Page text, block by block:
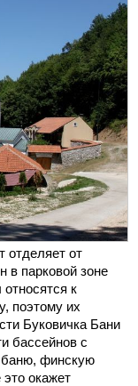
отделяет от
в парковой зоне
к
поэтому их
Буковичка Бани
бассейнов с
баню, финскую
окажет